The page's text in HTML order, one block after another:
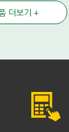
더보기 +